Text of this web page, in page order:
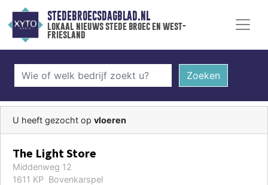
STEDEBROECSDAGBLAD.NL
lokaal nieuws stede broec en west-
friesland
Zoeken
U heeft gezocht op vloeren
The Light Store
Middenweg 12
1611 KP Bovenkarspel